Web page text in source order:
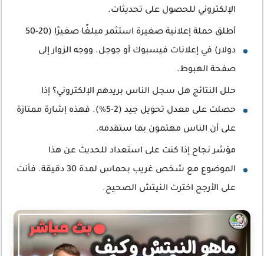
الإلكتروني للحصول على تحديثات.
أطلق حملة إعلانية صغيرة استثمر مبلغًا صغيرًا (20-50
دولار) في إعلانات فيسبوك أو جوجل. ووجه الزوار إلى
صفحة الهبوط.
حلل النتائج هل سجل الناس بريدهم الإلكتروني؟ إذا
حصلت على معدل تحويل جيد (2-5%). فهذه إشارة ممتازة
على أن الناس مهتمون بما ستقدمه.
مؤشر نجاح إذا كنت على استعداد للحديث عن هذا
الموضوع مع شخص غريب بحماس لمدة 30 دقيقة. فأنت
على الأرجح اخترت النيتش الصحيح.